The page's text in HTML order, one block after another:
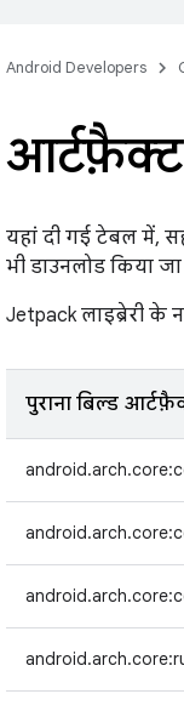
Android Developers
यहां दी गई टेबल में,
भी डाउनलोड किया
Jetpack लाइब्रेरी के
पुराना बिल्ड